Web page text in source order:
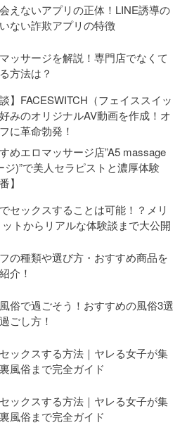
会えないアプリの正体！LINE誘導の
ない詐欺アプリの特徴
ッサージを解説！専門店でなくて
方法は？
】FACESWITCH（フェイススイッ
みのオリジナルAV動画を作成！オ
に革命勃発！
めエロマッサージ店”A5 massage
ジ)”で美人セラピストと濃厚体験
】
セックスすることは可能！？メリ
トからリアルな体験談まで大公開
の種類や選び方・おすすめ商品を
介！
俗で過ごそう！おすすめの風俗3選
ごし方！
ックスする方法｜ヤレる女子が集
風俗まで完全ガイド
ックスする方法｜ヤレる女子が集
風俗まで完全ガイド